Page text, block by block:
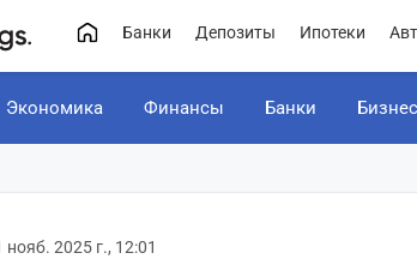
Банки Депозиты Ипотеки
Экономика Финансы Банки Бизнес
нояб. 2025 г., 12:01